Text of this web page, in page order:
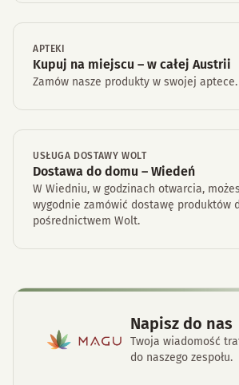
APTEKI
Kupuj na miejscu – w całej Austrii
Zamów nasze produkty w swojej aptece.
USŁUGA DOSTAWY WOLT
Dostawa do domu – Wiedeń
W Wiedniu, w godzinach otwarcia,
wygodnie zamówić dostawę produktów
pośrednictwem Wolt.
Napisz do nas
Twoja wiadomość
do naszego zespołu.